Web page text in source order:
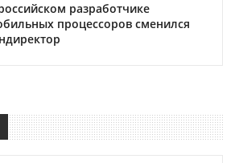
разработчике
процессоров сменился